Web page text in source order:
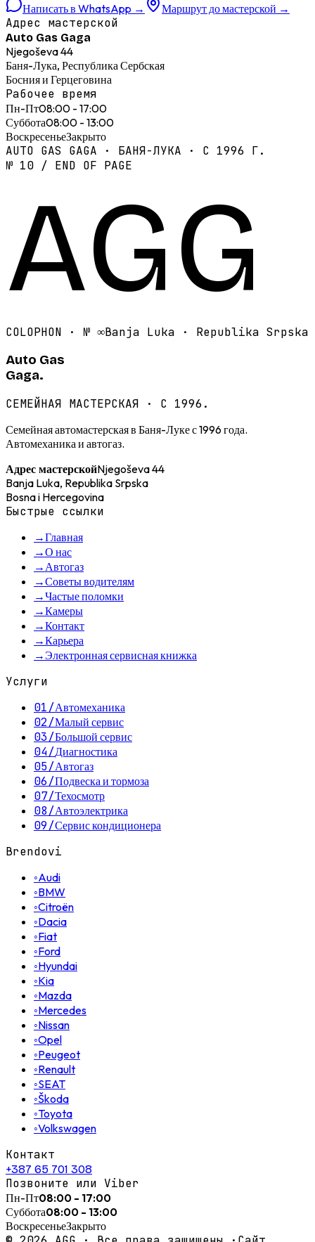
Написать в WhatsApp → Маршрут до мастерской →
Адрес мастерской
Auto Gas Gaga
Njegoševa 44
Баня-Лука, Республика Сербская
Босния и Герцеговина
Рабочее время
Пн-Пт08:00 - 17:00
Суббота08:00 - 13:00
ВоскресеньеЗакрыто
AUTO GAS GAGA · БАНЯ-ЛУКА · С 1996 Г.
№ 10 / END OF PAGE
AGG
COLOPHON · № ∞Banja Luka · Republika Srpska
Auto Gas
Gaga.
СЕМЕЙНАЯ МАСТЕРСКАЯ · С 1996.
Семейная автомастерская в Баня-Луке с 1996 года.
Автомеханика и автогаз.
Адрес мастерскойNjegoševa 44
Banja Luka, Republika Srpska
Bosna i Hercegovina
Быстрые ссылки
→Главная
→О нас
→Автогаз
→Советы водителям
→Частые поломки
→Камеры
→Контакт
→Карьера
→Электронная сервисная книжка
Услуги
01/Автомеханика
02/Малый сервис
03/Большой сервис
04/Диагностика
05/Автогаз
06/Подвеска и тормоза
07/Техосмотр
08/Автоэлектрика
09/Сервис кондиционера
Brendovi
◦Audi
◦BMW
◦Citroën
◦Dacia
◦Fiat
◦Ford
◦Hyundai
◦Kia
◦Mazda
◦Mercedes
◦Nissan
◦Opel
◦Peugeot
◦Renault
◦SEAT
◦Škoda
◦Toyota
◦Volkswagen
Контакт
+387 65 701 308
Позвоните или Viber
Пн-Пт08:00 - 17:00
Суббота08:00 - 13:00
ВоскресеньеЗакрыто